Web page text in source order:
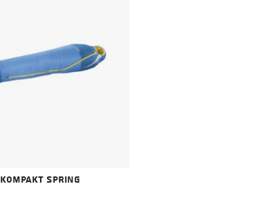
KOMPAKT SPRING